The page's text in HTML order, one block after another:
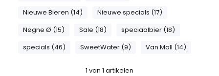
Nieuwe Bieren (14)
Nieuwe specials (17)
Nøgne Ø (15)
Sale (18)
speciaalbier (18)
specials (46)
SweetWater (9) Van Moll (14)
1 van 1 artikelen